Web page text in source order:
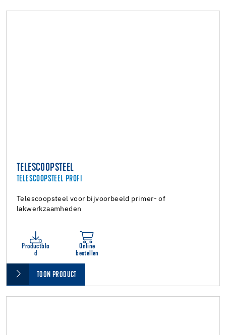
TELESCOOPSTEEL
TELESCOOPSTEEL PROFI
Telescoopsteel voor bijvoorbeeld primer- of
lakwerkzaamheden
Productbla
d
Online
bestellen
TOON PRODUCT